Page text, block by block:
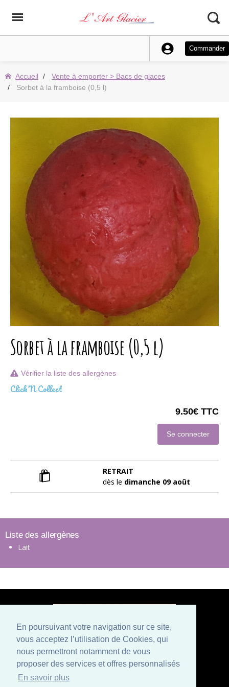
En poursuivant votre navigation sur ce site,
vous acceptez l’utilisation de Cookies, qui
nous permettront notamment de vous
proposer des services et offres personnalisés
En savoir plus
Commander
Accueil
Vente à emporter > Bacs de glaces
Sorbet à la framboise (0,5 l)
Sorbet à la framboise (0,5 l)
Vérifier la liste des allergènes
Click'N Collect
9.50€ TTC
Se connecter
RETRAIT
dès le dimanche 09 août
Liste des allergènes
Lait
Paiement sécurisé
Mentions légales
Conditions générales de vente
Politique de confidentialité et CGU